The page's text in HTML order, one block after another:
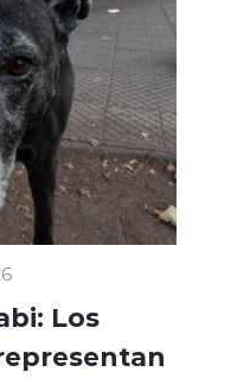
Los